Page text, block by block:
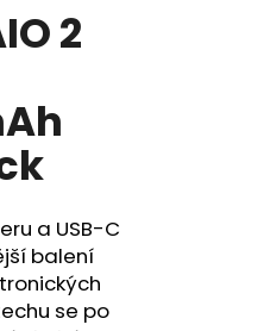
2
a USB-C
balení
se po
Následující